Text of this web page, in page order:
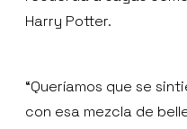
Harry Potter.
“Queríamos que se
con esa mezcla de